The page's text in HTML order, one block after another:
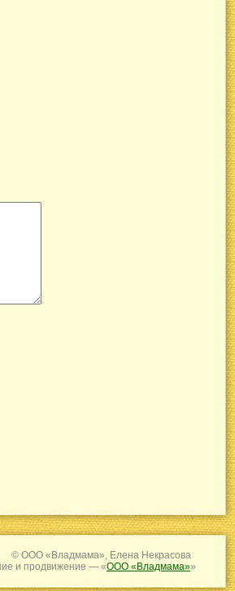
© ООО «Владмама», Елена Некрасова
и продвижение — «ООО «Владмама»»